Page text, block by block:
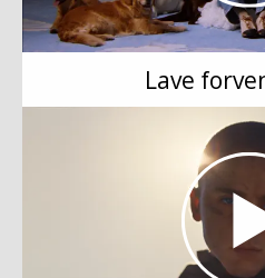
Lave